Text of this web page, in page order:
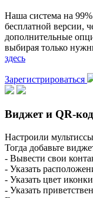
Наша система на
бесплатной версии,
дополнительные
выбирая только
здесь
Зарегистрироваться
Виджет и QR-код
Настроили
Тогда добавьте
- Вывести свои
- Указать
- Указать цвет
- Указать